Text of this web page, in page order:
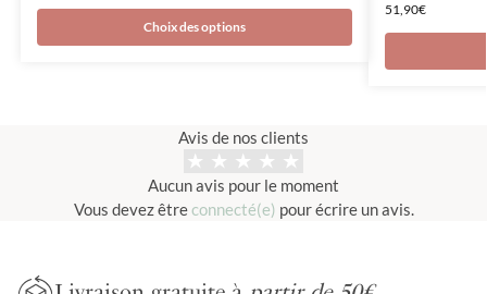
Choix des options
51,90€
Avis de nos clients
Aucun avis pour le moment
Vous devez êtreconnecté(e) pour écrire un avis.